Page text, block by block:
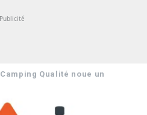
Camping Qualité noue un